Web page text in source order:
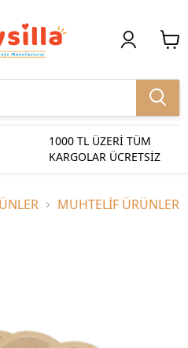
1000 TL ÜZERİ TÜM
KARGOLAR ÜCRETSİZ
MUHTELİF ÜRÜNLER